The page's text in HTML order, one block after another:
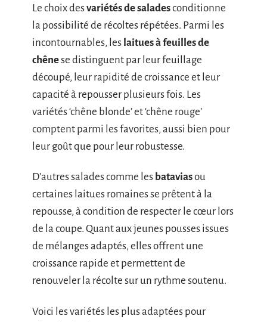
Le choix desvariétés de saladesconditionne
la possibilité de récoltes répétées. Parmi les
incontournables, les laitues à feuilles de
chênese distinguent par leur feuillage
découpé, leur rapidité de croissance et leur
capacité à repousser plusieurs fois. Les
variétés ‘chêne blonde’ et ‘chêne rouge’
comptent parmi les favorites, aussi bien pour
leur goût que pour leur robustesse.
D’autres salades comme les bataviasou
certaines laitues romaines se prêtent à la
repousse, à condition de respecter le cœur lors
de la coupe. Quant aux jeunes pousses issues
de mélanges adaptés, elles offrent une
croissance rapide et permettent de
renouveler la récolte sur un rythme soutenu.
Voici les variétés les plus adaptées pour